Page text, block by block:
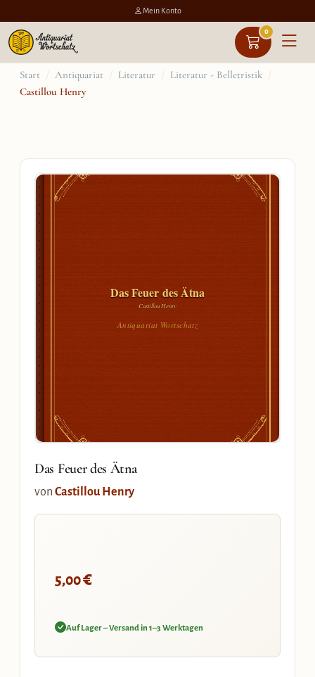
Mein Konto
0
Zum
Inhalt
Start / Antiquariat / Literatur / Literatur - Belletristik /
Castillou Henry
Das Feuer des Ätna
Castillou Henry
Antiquariat Wortschatz
Das Feuer des Ätna
von Castillou Henry
5,00€
Auf Lager – Versand in 1–3 Werktagen